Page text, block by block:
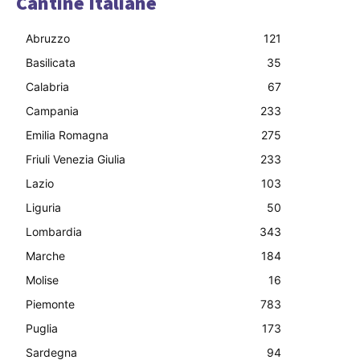
Abruzzo
121
Basilicata
35
Calabria
67
Campania
233
Emilia Romagna
275
Friuli Venezia Giulia
233
Lazio
103
Liguria
50
Lombardia
343
Marche
184
Molise
16
Piemonte
783
Puglia
173
Sardegna
94